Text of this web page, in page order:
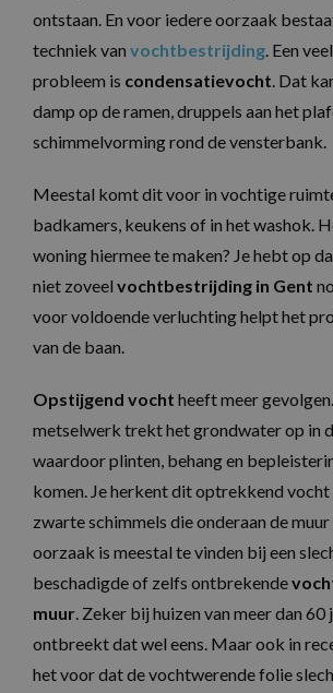
ontstaan. En voor iedere oorzaak
techniek van vochtbestrijding. Een
probleem is condensatievocht. Dat
damp op de ramen, druppels aan het
schimmelvorming rond de vensterbank.
Meestal komt dit voor in vochtige
badkamers, keukens of in het washok.
woning hiermee te maken? Je hebt op
niet zoveel vochtbestrijding in Gent
voor voldoende verluchting helpt het
van de baan.
Opstijgend vocht heeft meer
metselwerk trekt het grondwater op in
waardoor plinten, behang en
komen. Je herkent dit optrekkend vocht
zwarte schimmels die onderaan de
oorzaak is meestal te vinden bij een
beschadigde of zelfs ontbrekende
muur. Zeker bij huizen van meer dan 60
ontbreekt dat wel eens. Maar ook in
het voor dat de vochtwerende folie